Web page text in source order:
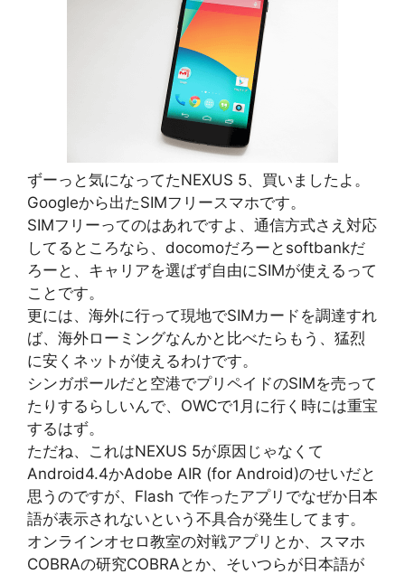
ずーっと気になってたNEXUS 5、買いましたよ。
Googleから出たSIMフリースマホです。
SIMフリーってのはあれですよ、通信方式さえ対応
してるところなら、docomoだろーとsoftbankだ
ろーと、キャリアを選ばず自由にSIMが使えるって
ことです。
更には、海外に行って現地でSIMカードを調達すれ
ば、海外ローミングなんかと比べたらもう、猛烈
に安くネットが使えるわけです。
シンガポールだと空港でプリペイドのSIMを売って
たりするらしいんで、OWCで1月に行く時には重宝
するはず。
ただね、これはNEXUS 5が原因じゃなくて
Android4.4かAdobe AIR (for Android)のせいだと
思うのですが、Flash で作ったアプリでなぜか日本
語が表示されないという不具合が発生してます。
オンラインオセロ教室の対戦アプリとか、スマホ
COBRAの研究COBRAとか、そいつらが日本語が